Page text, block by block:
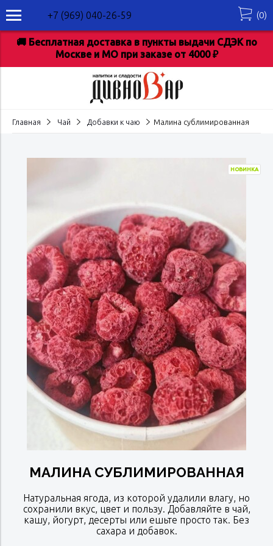
+7 (969) 040-26-59 (0)
🚚 Бесплатная доставка в пункты выдачи СДЭК по
Москве и МО при заказе от 4000 ₽
Главная Чай Добавки к чаю Малина сублимированная
НОВИНКА
МАЛИНА СУБЛИМИРОВАННАЯ
Натуральная ягода, из которой удалили влагу, но
сохранили вкус, цвет и пользу. Добавляйте в чай,
кашу, йогурт, десерты или ешьте просто так. Без
сахара и добавок.